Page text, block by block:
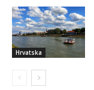
Hrvatska